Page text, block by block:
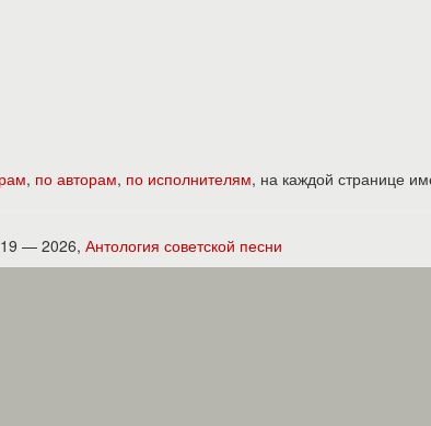
, по авторам, по исполнителям, на каждой странице
— 2026, Антология советской песни